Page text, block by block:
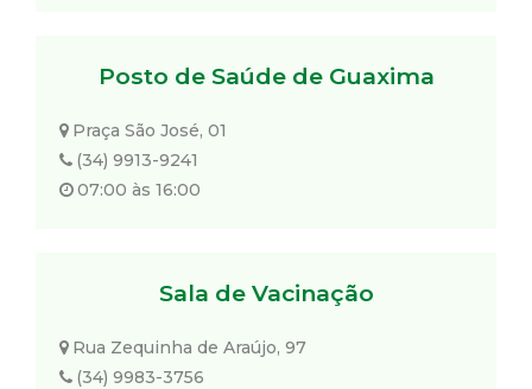
Posto de Saúde de Guaxima
Praça São José, 01
(34) 9913-9241
07:00 às 16:00
Sala de Vacinação
Rua Zequinha de Araújo, 97
(34) 9983-3756